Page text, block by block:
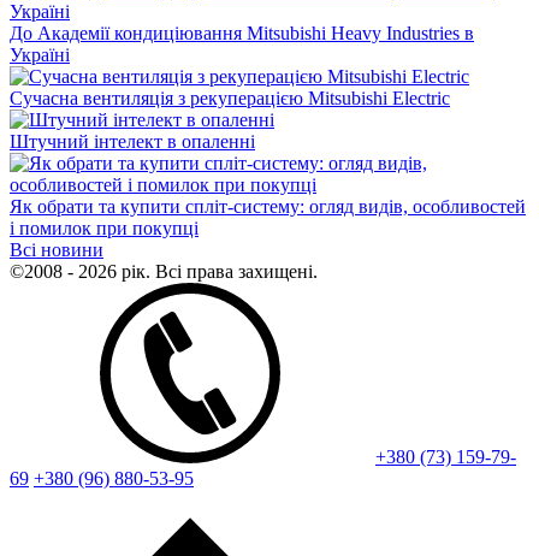
До Академії кондиціювання Mitsubishi Heavy Industries в
Україні
Сучасна вентиляція з рекуперацією Mitsubishi Electric
Штучний інтелект в опаленні
Як обрати та купити спліт-систему: огляд видів, особливостей
і помилок при покупці
Всі новини
©2008 - 2026 рік. Всі права захищені.
+380 (73) 159-79-
69 +380 (96) 880-53-95